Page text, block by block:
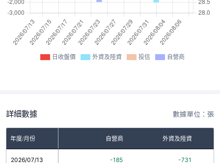
日收盤價 外資及陸資 投信 自營商
詳細數據 數據單位：張
年度/月份 自營商 外資及陸資
2026/07/13 -185 -731